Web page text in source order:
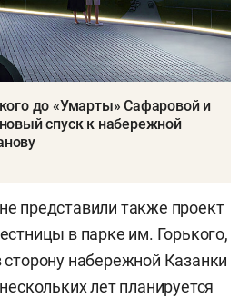
до «Умарты» Сафаровой и
спуск к набережной
представили также проект
в парке им. Горького,
набережной Казанки
лет планируется